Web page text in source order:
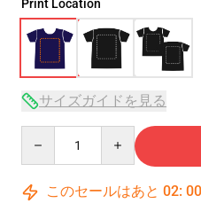
Print Location
サイズガイドを見る
このセールはあと 02: 00